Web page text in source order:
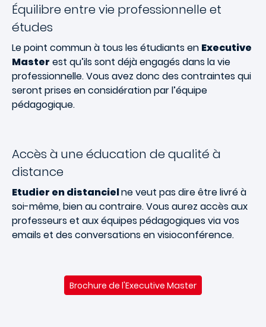
Équilibre entre vie professionnelle et
études
Le point commun à tous les étudiants en Executive
Master est qu’ils sont déjà engagés dans la vie
professionnelle. Vous avez donc des contraintes qui
seront prises en considération par l’équipe
pédagogique.
Accès à une éducation de qualité à
distance
Etudier en distancielne veut pas dire être livré à
soi-même, bien au contraire. Vous aurez accès aux
professeurs et aux équipes pédagogiques via vos
emails et des conversations en visioconférence.
Brochure de l'Executive Master